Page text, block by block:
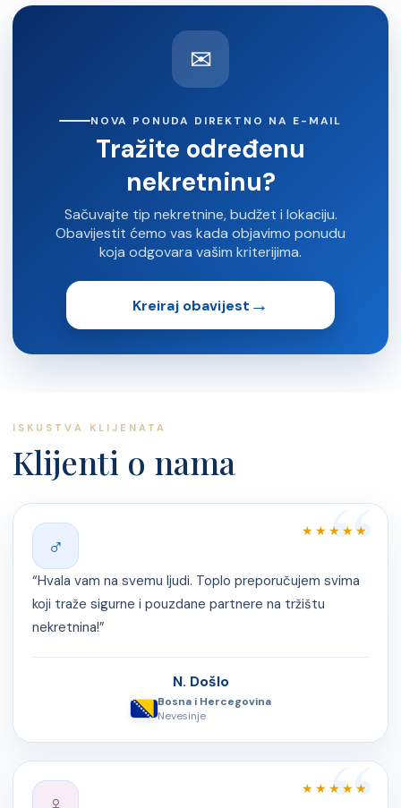
✉
NOVA PONUDA DIREKTNO NA E-MAIL
Tražite određenu
nekretninu?
Sačuvajte tip nekretnine, budžet i lokaciju.
Obavijestit ćemo vas kada objavimo ponudu
koja odgovara vašim kriterijima.
Kreiraj obavijest →
ISKUSTVA KLIJENATA
Klijenti o nama
♂
★★★★★
“Hvala vam na svemu ljudi. Toplo preporučujem svima
koji traže sigurne i pouzdane partnere na tržištu
nekretnina!”
N. Došlo
Bosna i Hercegovina
Nevesinje
★★★★★